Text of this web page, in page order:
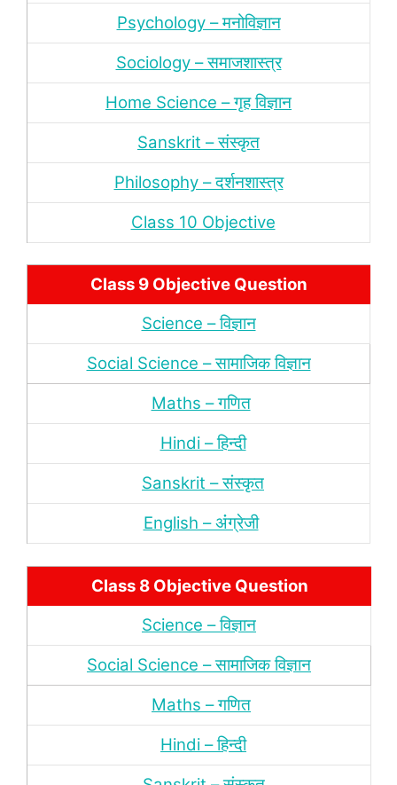
Psychology – मनोविज्ञान
Sociology – समाजशास्‍त्र
Home Science – गृह विज्ञान
Sanskrit – संस्‍कृत
Philosophy – दर्शनशास्‍त्र
Class 10 Objective
Class 9 Objective Question
Science – विज्ञान
Social Science – सामाजिक विज्ञान
Maths – गणित
Hindi – हिन्‍दी
Sanskrit – संस्‍कृत
English – अंंग्रेजी
Class 8 Objective Question
Science – विज्ञान
Social Science – सामाजिक विज्ञान
Maths – गणित
Hindi – हिन्‍दी